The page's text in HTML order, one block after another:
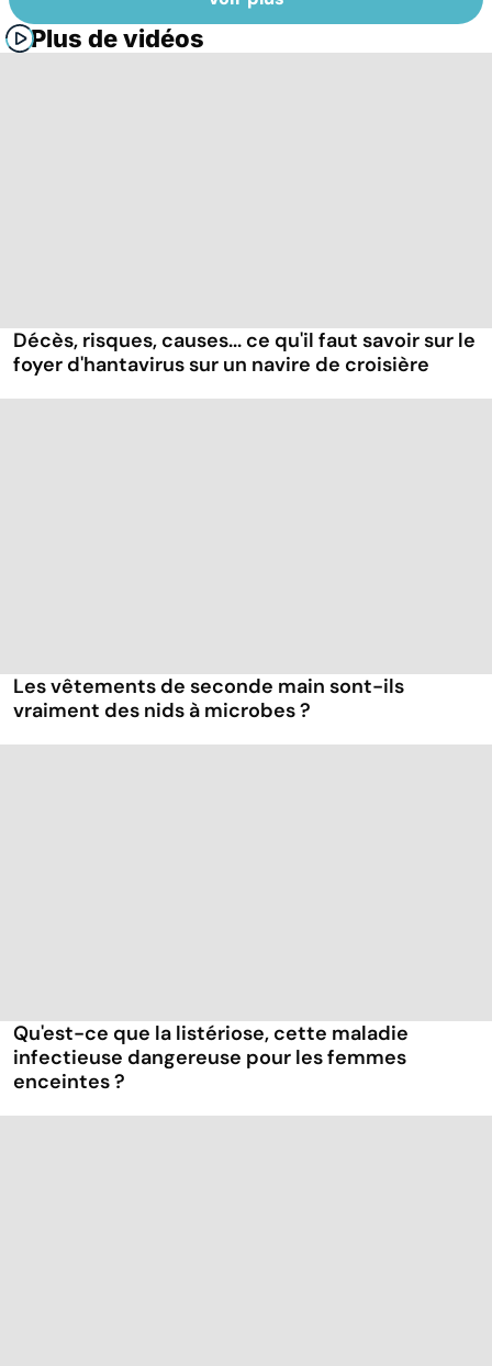
Plus de vidéos
Décès, risques, causes... ce qu'il faut savoir sur le
foyer d'hantavirus sur un navire de croisière
Les vêtements de seconde main sont-ils
vraiment des nids à microbes ?
Qu'est-ce que la listériose, cette maladie
infectieuse dangereuse pour les femmes
enceintes ?